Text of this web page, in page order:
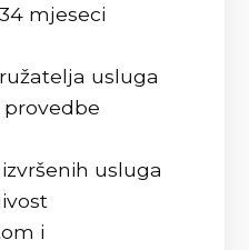
mjeseci
usluga
usluga
i